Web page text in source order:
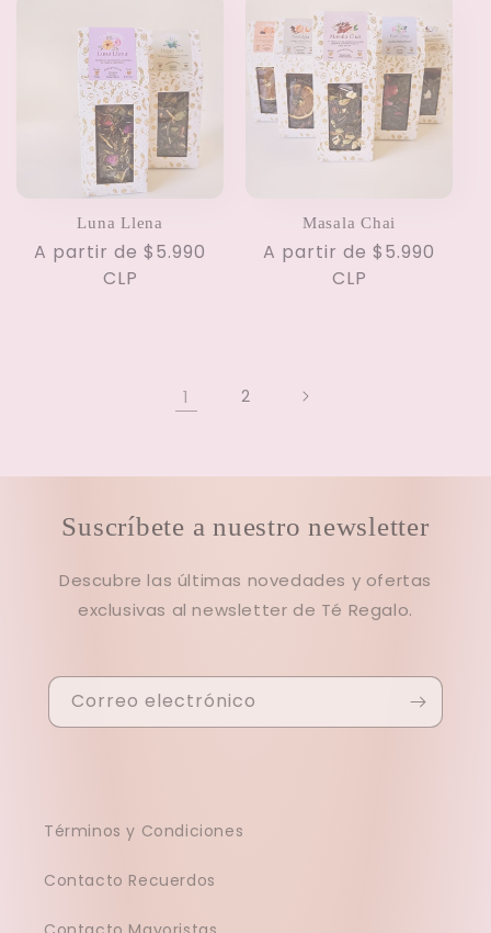
Luna Llena
Precio
A partir de $5.990
CLP
Masala Chai
Precio
A partir de $5.990
CLP
1 2
Suscríbete a nuestro newsletter
Descubre las últimas novedades y ofertas
exclusivas al newsletter de Té Regalo.
Correo electrónico
Términos y Condiciones
Contacto Recuerdos